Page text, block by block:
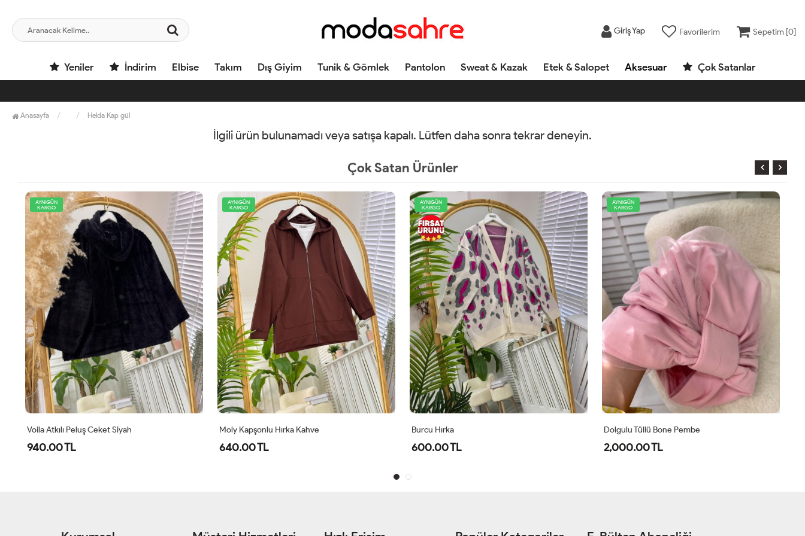
Giriş Yap Favorilerim Sepetim [0]
Yeniler İndirim Elbise Takım Dış Giyim Tunik & Gömlek Pantolon Sweat & Kazak Etek & Salopet Aksesuar Çok Satanlar
Anasayfa Helda Kap gül
İlgili ürün bulunamadı veya satışa kapalı. Lütfen daha sonra tekrar deneyin.
Çok Satan Ürünler
AYNIGÜN
KARGO
Moly Kapşonlu Hırka Kahve
AYNIGÜN
KARGO
Burcu Hırka
AYNIGÜN
KARGO
AYNIGÜN
KARGO
Voila Atkılı Peluş Ceket Siyah